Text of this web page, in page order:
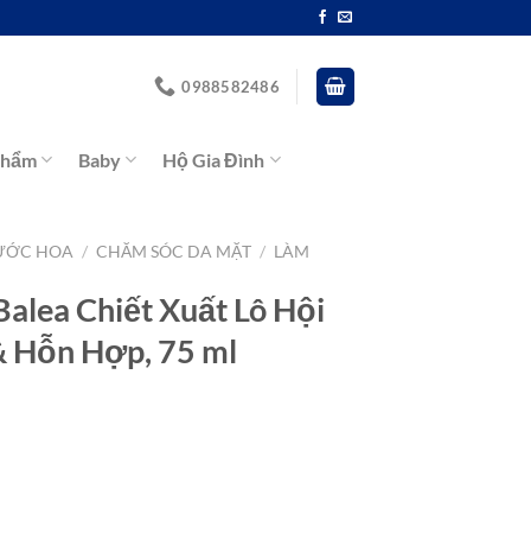
0988582486
Baby Hộ Gia Đình
HOA / CHĂM SÓC DA MẶT / LÀM
Chiết Xuất Lô Hội
Hỗn Hợp, 75 ml